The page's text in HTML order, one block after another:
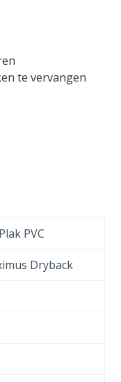
te vervangen
PVC
Dryback